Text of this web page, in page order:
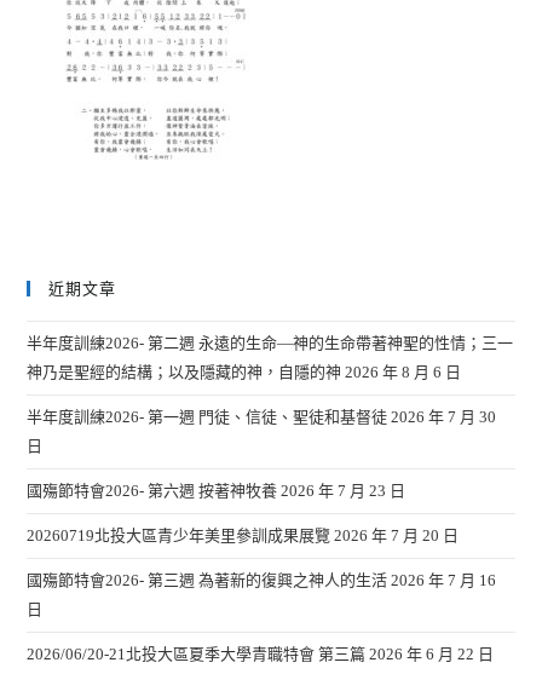
近期文章
半年度訓練2026- 第二週 永遠的生命—神的生命帶著神聖的性情；三一
神乃是聖經的結構；以及隱藏的神，自隱的神 2026 年 8 月 6 日
半年度訓練2026- 第一週 門徒、信徒、聖徒和基督徒 2026 年 7 月 30
日
國殤節特會2026- 第六週 按著神牧養 2026 年 7 月 23 日
20260719北投大區青少年美里參訓成果展覽 2026 年 7 月 20 日
國殤節特會2026- 第三週 為著新的復興之神人的生活 2026 年 7 月 16
日
2026/06/20-21北投大區夏季大學青職特會 第三篇 2026 年 6 月 22 日